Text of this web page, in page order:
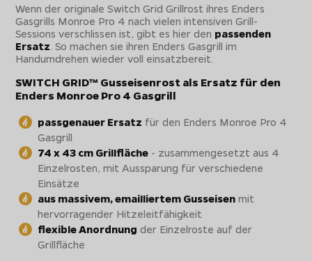
Wenn der originale Switch Grid Grillrost ihres Enders
Gasgrills Monroe Pro 4 nach vielen intensiven Grill-
Sessions verschlissen ist, gibt es hier den passenden
Ersatz . So machen sie ihren Enders Gasgrill im
Handumdrehen wieder voll einsatzbereit.
SWITCH GRID™ Gusseisenrost als Ersatz für den
Enders Monroe Pro 4 Gasgrill
passgenauer Ersatz für den Enders Monroe Pro 4
Gasgrill
74 x 43 cm Grillfläche - zusammengesetzt aus 4
Einzelrosten, mit Aussparung für verschiedene
Einsätze
aus massivem, emailliertem Gusseisen mit
hervorragender Hitzeleitfähigkeit
flexible Anordnung der Einzelroste auf der
Grillfläche